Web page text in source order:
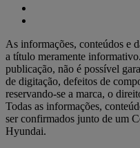
As informações, conteúdos e
a título meramente
publicação, não é possível
de digitação, defeitos de
reservando-se a marca, o
Todas as informações,
ser confirmados junto de um
Hyundai.